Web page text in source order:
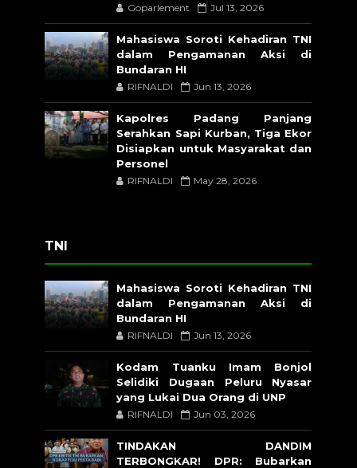
Goparlement Jul 13, 2026
Mahasiswa Soroti Kehadiran TNI
dalam Pengamanan Aksi di
Bundaran HI
RIFNALDI Jun 13, 2026
Kapolres Padang Panjang
Serahkan Sapi Kurban, Tiga Ekor
Disiapkan untuk Masyarakat dan
Personel
RIFNALDI May 28, 2026
TNI
Mahasiswa Soroti Kehadiran TNI
dalam Pengamanan Aksi di
Bundaran HI
RIFNALDI Jun 13, 2026
Kodam Tuanku Imam Bonjol
Selidiki Dugaan Peluru Nyasar
yang Lukai Dua Orang di UNP
RIFNALDI Jun 03, 2026
TINDAKAN DANDIM
TERBONGKAR! DPR: Bubarkan